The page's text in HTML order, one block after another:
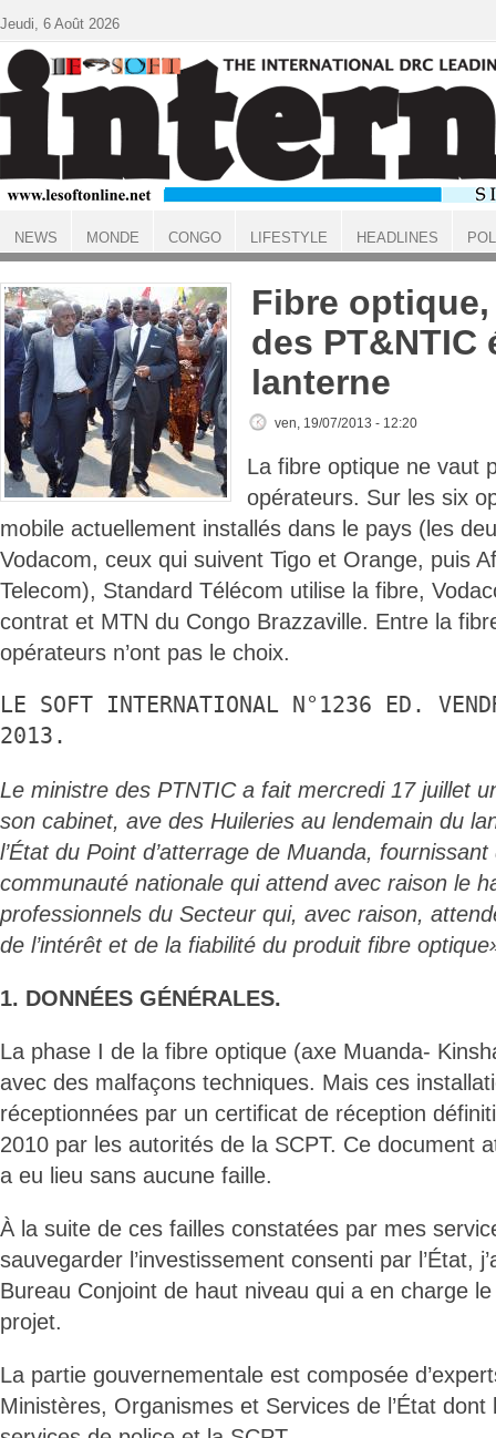
ACCUEIL
Fibre
des PT&NTIC
lanterne
ven, 19/07/2013 - 12:20
La fibre optique ne vaut
opérateurs. Sur les six
mobile actuellement installés dans le pays (les
Vodacom, ceux qui suivent Tigo et Orange, puis
Telecom), Standard Télécom utilise la fibre,
contrat et MTN du Congo Brazzaville. Entre la
opérateurs n’ont pas le choix.
LE SOFT INTERNATIONAL N°1236 ED.
2013.
Le ministre des PTNTIC a fait mercredi 17 juillet
son cabinet, ave des Huileries au lendemain du
l’État du Point d’atterrage de Muanda,
communauté nationale qui attend avec raison le
professionnels du Secteur qui, avec raison,
de l’intérêt et de la fiabilité du produit fibre
1. DONNÉES GÉNÉRALES.
La phase I de la fibre optique (axe Muanda-
avec des malfaçons techniques. Mais ces
réceptionnées par un certificat de réception
2010 par les autorités de la SCPT. Ce document
a eu lieu sans aucune faille.
À la suite de ces failles constatées par mes
sauvegarder l’investissement consenti par l’État,
Bureau Conjoint de haut niveau qui a en charge le
projet.
La partie gouvernementale est composée
Ministères, Organismes et Services de l’État dont
Jeudi, 6 Août 2026
NEWS MONDE CONGO LIFESTYLE HEADLINES